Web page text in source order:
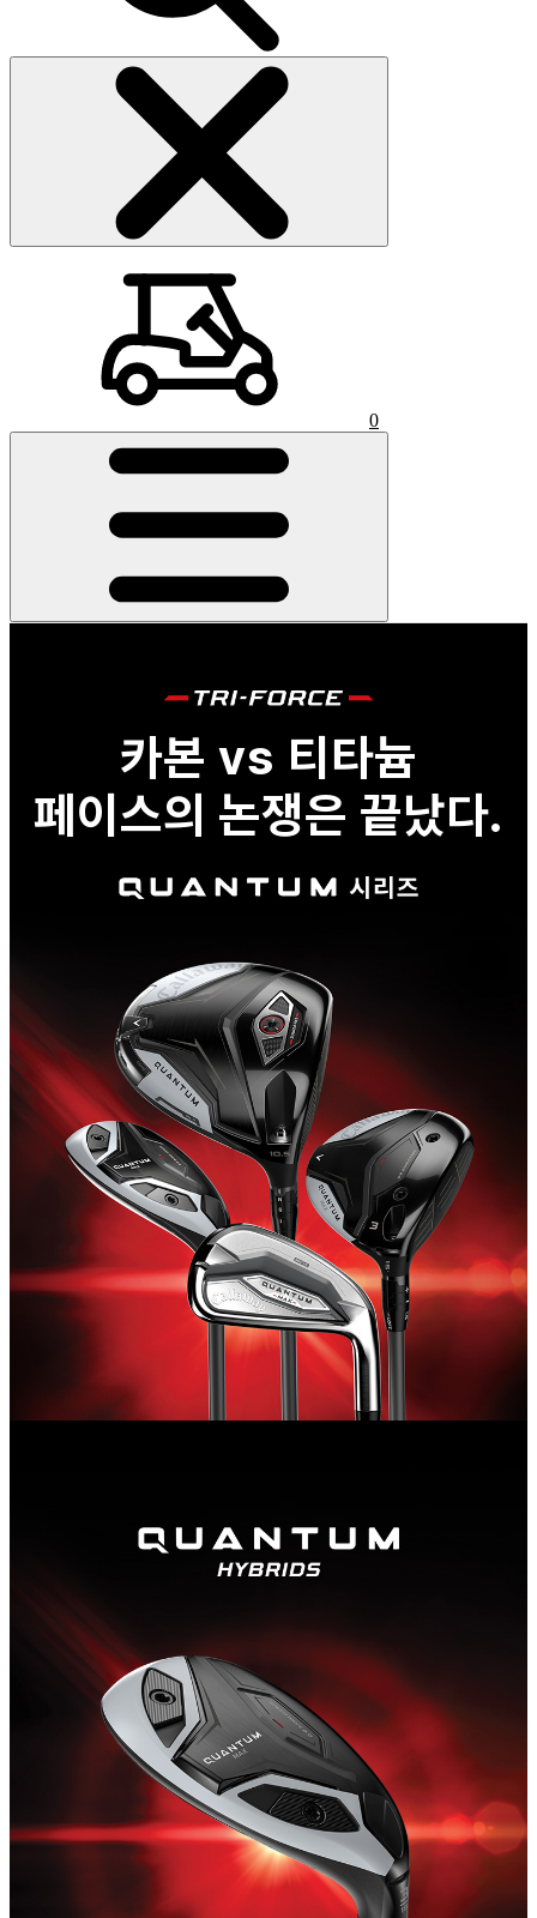
0
카본 vs 티타늄
페이스의 논쟁은 끝났다.